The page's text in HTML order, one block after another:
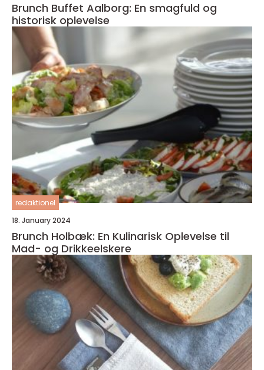
Brunch Buffet Aalborg: En smagfuld og
historisk oplevelse
redaktionel
18. January 2024
Brunch Holbæk: En Kulinarisk Oplevelse til
Mad- og Drikkeelskere